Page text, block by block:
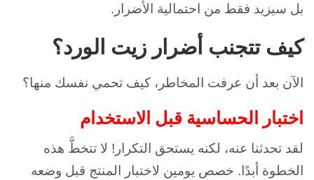
بل سيزيد فقط من احتمالية الأضرار.
كيف تتجنب أضرار زيت الورد؟
الآن بعد أن عرفت المخاطر، كيف تحمي نفسك منها؟
اختبار الحساسية قبل الاستخدام
لقد تحدثنا عنه، لكنه يستحق التكرار! لا تتخطَّ هذه
الخطوة أبدًا. خصص يومين لاختبار المنتج قبل وضعه